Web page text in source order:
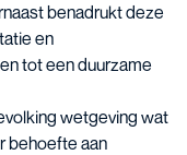
benadrukt deze
en
tot een duurzame
wetgeving wat
behoefte aan